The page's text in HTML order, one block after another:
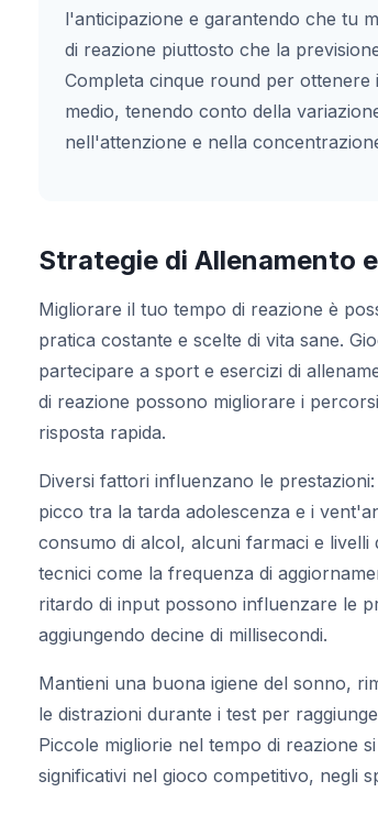
l'anticipazione e garantendo che tu
di reazione piuttosto che la
Completa cinque round per ottenere
medio, tenendo conto della
nell'attenzione e nella
Strategie di Allenamento
Migliorare il tuo tempo di reazione è
pratica costante e scelte di vita sane.
partecipare a sport e esercizi di
di reazione possono migliorare i
risposta rapida.
Diversi fattori influenzano le
picco tra la tarda adolescenza e i
consumo di alcol, alcuni farmaci e livelli
tecnici come la frequenza di
ritardo di input possono influenzare le
aggiungendo decine di millisecondi.
Mantieni una buona igiene del sonno,
le distrazioni durante i test per
Piccole migliorie nel tempo di reazione
significativi nel gioco competitivo, negli